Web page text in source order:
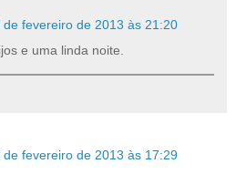
de fevereiro de 2013 às 21:20
e uma linda noite.
de fevereiro de 2013 às 17:29